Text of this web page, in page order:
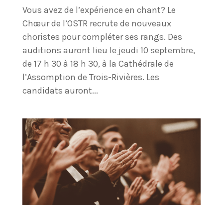
Vous avez de l’expérience en chant? Le
Chœur de l’OSTR recrute de nouveaux
choristes pour compléter ses rangs. Des
auditions auront lieu le jeudi 10 septembre,
de 17 h 30 à 18 h 30, à la Cathédrale de
l’Assomption de Trois-Rivières. Les
candidats auront...